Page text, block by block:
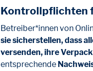
Kontrollpflichten
Betreiber*innen von
sie sicherstellen, dass
versenden, ihre
entsprechende